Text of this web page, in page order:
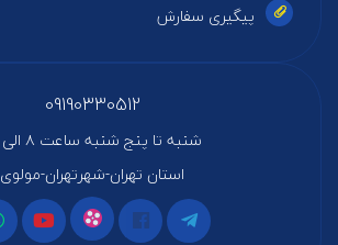
پیگیری سفارش
09190330512
شنبه تا پنج شنبه ساعت ۸ الی ۱۸
استان تهران-شهرتهران-مولوی